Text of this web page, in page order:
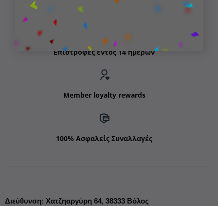
Δωρεάν μεταφορικά για παραγγελίες άνω των 99€
Επιστροφές εντός 14 ημερών
Member loyalty rewards
100% Ασφαλείς Συναλλαγές
Διεύθυνση: Χατζηαργύρη 64, 38333 Βόλος